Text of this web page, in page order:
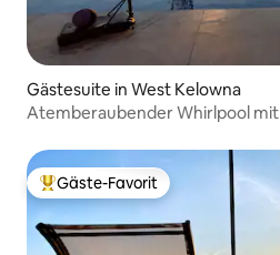
Gästesuite in West Kelowna
Atemberaubender Whirlpool mit
Beliebter Gäste-Favorit.
Gäste-Favorit